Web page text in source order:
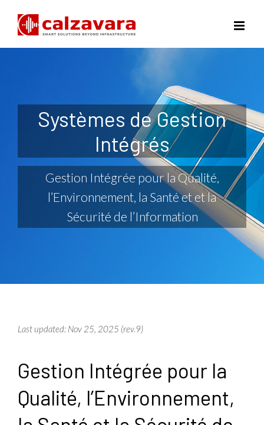
content
Systèmes de Gestion
Intégrés
Gestion Intégrée pour la Qualité,
l’Environnement, la Santé et et la
Sécurité de l’Information
Last updated: Nov 25, 2025 (rev.9)
Gestion Intégrée pour la
Qualité, l’Environnement,